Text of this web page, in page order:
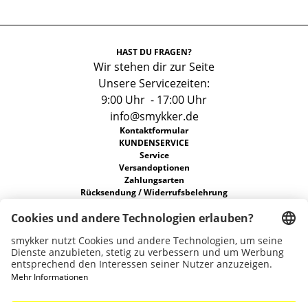
HAST DU FRAGEN?
Wir stehen dir zur Seite
Unsere Servicezeiten:
9:00 Uhr - 17:00 Uhr
info@smykker.de
Kontaktformular
KUNDENSERVICE
Service
Versandoptionen
Zahlungsarten
Rücksendung / Widerrufsbelehrung
Allgemeine Geschäftsbedingungen
ÜBER UNS
Unsere Stores
Nachhaltigkeit